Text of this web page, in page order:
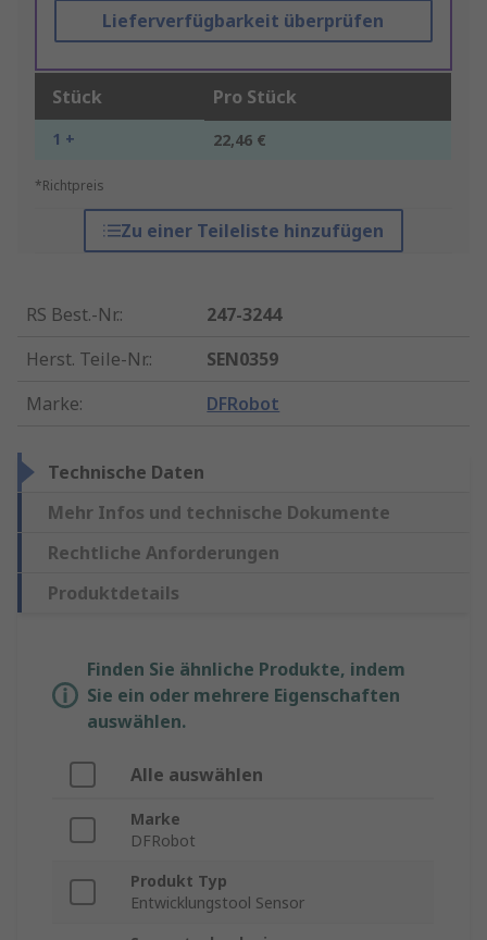
Lieferverfügbarkeit überprüfen
Stück Pro Stück
1 + 22,46 €
*Richtpreis
Zu einer Teileliste hinzufügen
RS Best.-Nr.:
247-3244
Herst. Teile-Nr.:
SEN0359
Marke: DFRobot
Technische Daten
Mehr Infos und technische Dokumente
Rechtliche Anforderungen
Produktdetails
Finden Sie ähnliche Produkte, indem
Sie ein oder mehrere Eigenschaften
auswählen.
Alle auswählen
Marke
DFRobot
Produkt Typ
Entwicklungstool Sensor